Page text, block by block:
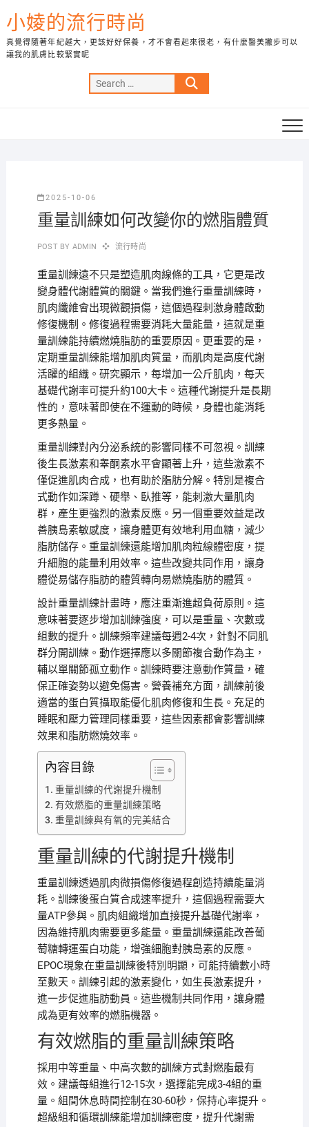
to
content
小婈的流行時尚
真覺得隨著年紀越大，更該好好保養，才不會看起來很老，有什麼醫美撇步可以
讓我的肌膚比較緊實呢
Search
…
2025-10-06
重量訓練如何改變你的燃脂體質
POST BY ADMIN 流行時尚
重量訓練遠不只是塑造肌肉線條的工具，它更是改
變身體代謝體質的關鍵。當我們進行重量訓練時，
肌肉纖維會出現微觀損傷，這個過程刺激身體啟動
修復機制。修復過程需要消耗大量能量，這就是重
量訓練能持續燃燒脂肪的重要原因。更重要的是，
定期重量訓練能增加肌肉質量，而肌肉是高度代謝
活躍的組織。研究顯示，每增加一公斤肌肉，每天
基礎代謝率可提升約100大卡。這種代謝提升是長期
性的，意味著即使在不運動的時候，身體也能消耗
更多熱量。
重量訓練對內分泌系統的影響同樣不可忽視。訓練
後生長激素和睾酮素水平會顯著上升，這些激素不
僅促進肌肉合成，也有助於脂肪分解。特別是複合
式動作如深蹲、硬舉、臥推等，能刺激大量肌肉
群，產生更強烈的激素反應。另一個重要效益是改
善胰島素敏感度，讓身體更有效地利用血糖，減少
脂肪儲存。重量訓練還能增加肌肉粒線體密度，提
升細胞的能量利用效率。這些改變共同作用，讓身
體從易儲存脂肪的體質轉向易燃燒脂肪的體質。
設計重量訓練計畫時，應注重漸進超負荷原則。這
意味著要逐步增加訓練強度，可以是重量、次數或
組數的提升。訓練頻率建議每週2-4次，針對不同肌
群分開訓練。動作選擇應以多關節複合動作為主，
輔以單關節孤立動作。訓練時要注意動作質量，確
保正確姿勢以避免傷害。營養補充方面，訓練前後
適當的蛋白質攝取能優化肌肉修復和生長。充足的
睡眠和壓力管理同樣重要，這些因素都會影響訓練
效果和脂肪燃燒效率。
內容目錄
重量訓練的代謝提升機制
有效燃脂的重量訓練策略
重量訓練與有氧的完美結合
重量訓練的代謝提升機制
重量訓練透過肌肉微損傷修復過程創造持續能量消
耗。訓練後蛋白質合成速率提升，這個過程需要大
量ATP參與。肌肉組織增加直接提升基礎代謝率，
因為維持肌肉需要更多能量。重量訓練還能改善葡
萄糖轉運蛋白功能，增強細胞對胰島素的反應。
EPOC現象在重量訓練後特別明顯，可能持續數小時
至數天。訓練引起的激素變化，如生長激素提升，
進一步促進脂肪動員。這些機制共同作用，讓身體
成為更有效率的燃脂機器。
有效燃脂的重量訓練策略
採用中等重量、中高次數的訓練方式對燃脂最有
效。建議每組進行12-15次，選擇能完成3-4組的重
量。組間休息時間控制在30-60秒，保持心率提升。
超級組和循環訓練能增加訓練密度，提升代謝需